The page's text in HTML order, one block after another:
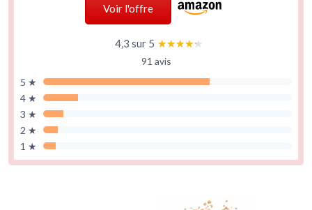
Voir l'offre
4,3 sur 5 ★★★★★
★★★★★
91 avis
5 ★
4 ★
3 ★
2 ★
1 ★